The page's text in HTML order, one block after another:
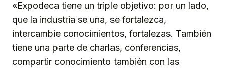
«Expodeca tiene un triple objetivo: por un lado,
que la industria se una, se fortalezca,
intercambie conocimientos, fortalezas. También
tiene una parte de charlas, conferencias,
compartir conocimiento también con las